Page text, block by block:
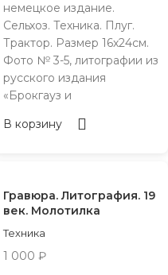
немецкое издание.
Сельхоз. Техника. Плуг.
Трактор. Размер 16х24см.
Фото № 3-5, литографии из
русского издания
«Брокгауз и
В корзину
Гравюра. Литография. 19
век. Молотилка
Техника
1 000 ₽